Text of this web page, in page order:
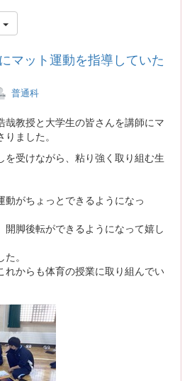
マット運動を指導していた
普通科
教授と大学生の皆さんを講師にマ
ました。
受けながら、粘り強く取り組む生
動がちょっとできるようになっ
開脚後転ができるようになって嬉し
。
からも体育の授業に取り組んでい